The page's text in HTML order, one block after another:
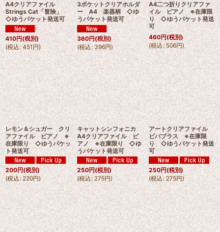
A4クリアファイル
Strings Cat「冒険」
◇ゆうパケット発送可
410円(税別)
(税込: 451円)
3ポケットクリアホルダ
ー A4 楽器柄 ◇ゆ
うパケット発送可
360円(税別)
(税込: 396円)
A4二つ折りクリアファ
イル ピアノ ※在庫限
り ◇ゆうパケット発送
可
460円(税別)
(税込: 506円)
レモン＆シュガー クリ
アファイル ピアノ ※
在庫限り ◇ゆうパケッ
ト発送可
200円(税別)
(税込: 220円)
キャットシンフォニカ
A4クリアファイル ピ
アノ ※在庫限り ◇ゆ
うパケット発送可
250円(税別)
(税込: 275円)
アートクリアファイル
ビバブラス ※在庫限
り ◇ゆうパケット発送
可
250円(税別)
(税込: 275円)